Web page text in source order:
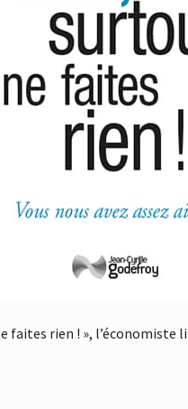
faites rien ! »,